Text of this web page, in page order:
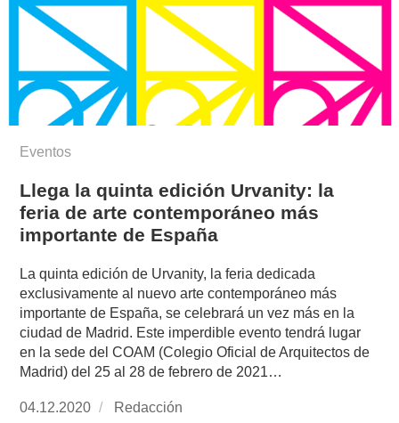
Eventos
Llega la quinta edición Urvanity: la
feria de arte contemporáneo más
importante de España
La quinta edición de Urvanity, la feria dedicada
exclusivamente al nuevo arte contemporáneo más
importante de España, se celebrará un vez más en la
ciudad de Madrid. Este imperdible evento tendrá lugar
en la sede del COAM (Colegio Oficial de Arquitectos de
Madrid) del 25 al 28 de febrero de 2021…
Publicado
04.12.2020 https://www.experimenta.es/author/redaccion/
Redacción